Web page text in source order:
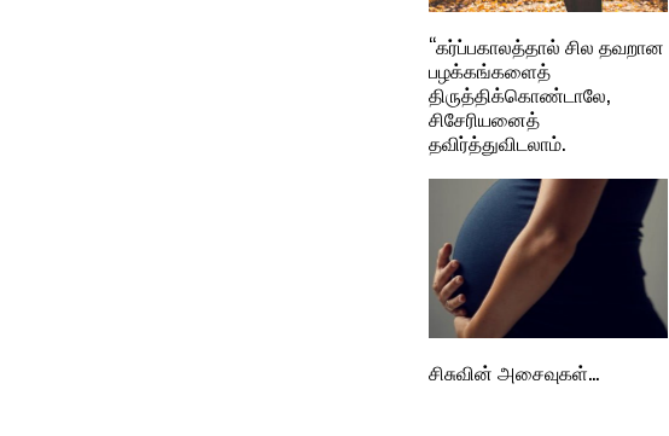
“கர்ப்பகாலத்தால் சில தவறான
பழக்கங்களைத்
திருத்திக்கொண்டாலே,
சிசேரியனைத்
தவிர்த்துவிடலாம்.
சிசுவின் அசைவுகள்…